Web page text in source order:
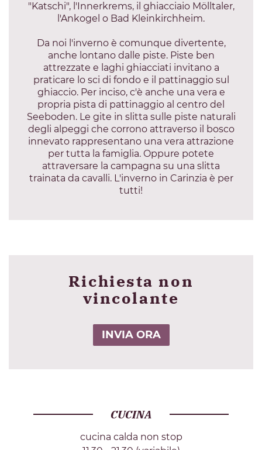
"Katschi", l'Innerkrems, il ghiacciaio Mölltaler,
l'Ankogel o Bad Kleinkirchheim.
Da noi l'inverno è comunque divertente,
anche lontano dalle piste. Piste ben
attrezzate e laghi ghiacciati invitano a
praticare lo sci di fondo e il pattinaggio sul
ghiaccio. Per inciso, c'è anche una vera e
propria pista di pattinaggio al centro del
Seeboden. Le gite in slitta sulle piste naturali
degli alpeggi che corrono attraverso il bosco
innevato rappresentano una vera attrazione
per tutta la famiglia. Oppure potete
attraversare la campagna su una slitta
trainata da cavalli. L'inverno in Carinzia è per
tutti!
Richiesta non
vincolante
INVIA ORA
CUCINA
cucina calda non stop